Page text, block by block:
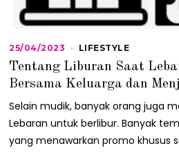
25/04/2023
5
/
0
/
2
0
3
LIFESTYLE
Tentang Liburan Saat
Bersama Keluarga dan
Selain mudik, banyak orang juga
Lebaran untuk berlibur. Banyak
yang menawarkan promo khusus